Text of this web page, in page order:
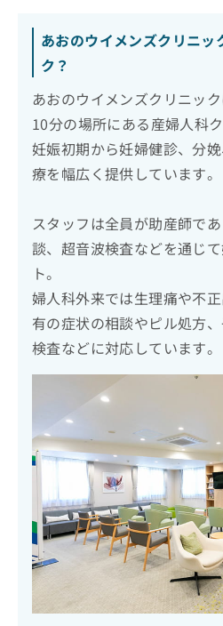
あおのウイメンズクリニッ
ク？
あおのウイメンズクリニッ
10分の場所にある産婦人科
妊娠初期から妊婦健診、分
療を幅広く提供しています。
スタッフは全員が助産師で
談、超音波検査などを通じ
ト。
婦人科外来では生理痛や不
有の症状の相談やピル処方
検査などに対応しています。